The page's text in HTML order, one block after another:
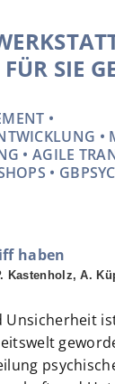
SIE
•
•
• AGILE
•
haben
Kastenholz, A.
Unsicherheit